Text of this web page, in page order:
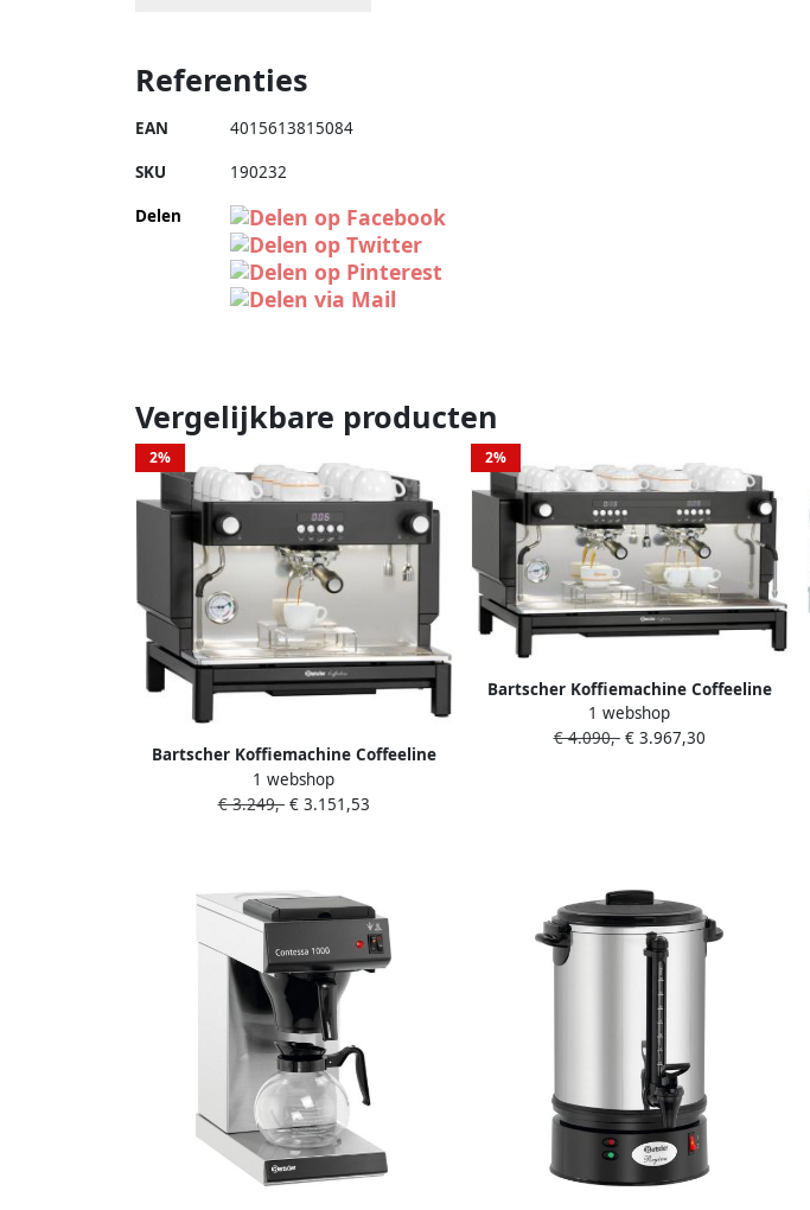
Referenties
EAN 4015613815084
SKU 190232
Delen
Vergelijkbare producten
2%
Bartscher Koffiemachine Coffeeline
B10 190230 Horeca & Professioneel
1 webshop
€ 3.249,-€ 3.151,53
2%
Bartscher Koffiemachine Coffeeline
B20 190231 Horeca & Professioneel
1 webshop
€ 4.090,-€ 3.967,30